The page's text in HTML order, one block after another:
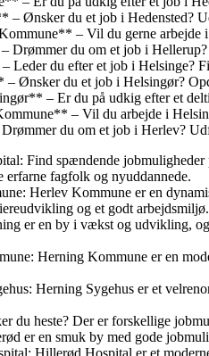
– Ønsker du et job i Hedensted?
– Vil du gerne arbejde
Drømmer du om et job i
Leder du efter et job i Helsinge?
Ønsker du et job i Helsingør?
– Er du på udkig efter et
– Vil du arbejde i
du om et job i Herlev?
Find spændende
erfarne fagfolk og nyuddannede.
Herlev Kommune er en
og et godt arbejdsmiljø.
er en by i vækst og udvikling,
Herning Kommune er en
Herning Sygehus er et
du heste? Der er forskellige
er en smuk by med gode
Hillerød Hospital er et